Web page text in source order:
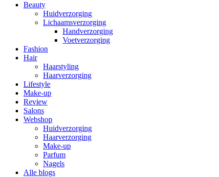
Beauty
Huidverzorging
Lichaamsverzorging
Handverzorging
Voetverzorging
Fashion
Hair
Haarstyling
Haarverzorging
Lifestyle
Make-up
Review
Salons
Webshop
Huidverzorging
Haarverzorging
Make-up
Parfum
Nagels
Alle blogs